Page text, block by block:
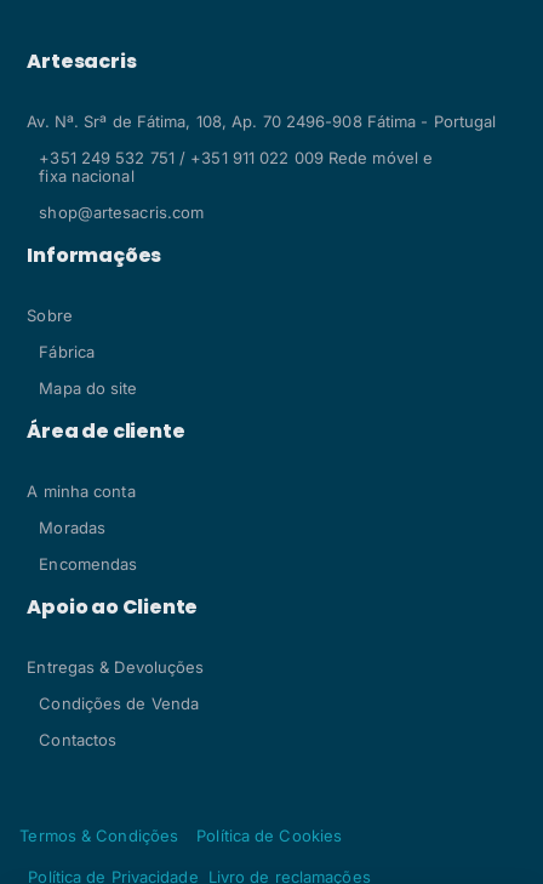
Artesacris
Av. Nª. Srª de Fátima, 108, Ap. 70 2496-908 Fátima - Portugal
+351 249 532 751 / +351 911 022 009 Rede móvel e
fixa nacional
shop@artesacris.com
Informações
Sobre
Fábrica
Mapa do site
Área de cliente
A minha conta
Moradas
Encomendas
Apoio ao Cliente
Entregas & Devoluções
Condições de Venda
Contactos
Termos & Condições Política de Cookies
Política de Privacidade Livro de reclamações